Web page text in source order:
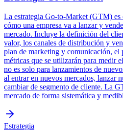
La estrategia Go-to-Market (GTM) es
cómo una empresa va a lanzar y
mercado. Incluye la definición del
valor, los canales de distribución y
plan de marketing y comunicación, el
métricas que se utilizarán para medir
no es solo para lanzamientos de
al entrar en nuevos mercados, lanzar
cambiar de segmento de cliente. La
mercado de forma sistemática y
Estrategia